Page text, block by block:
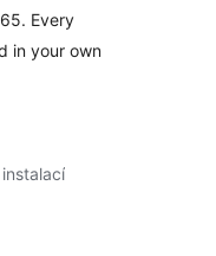
Every
in your own